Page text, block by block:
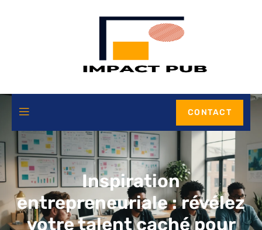
CONTACT
Inspiration
entrepreneuriale : révélez
votre talent caché pour